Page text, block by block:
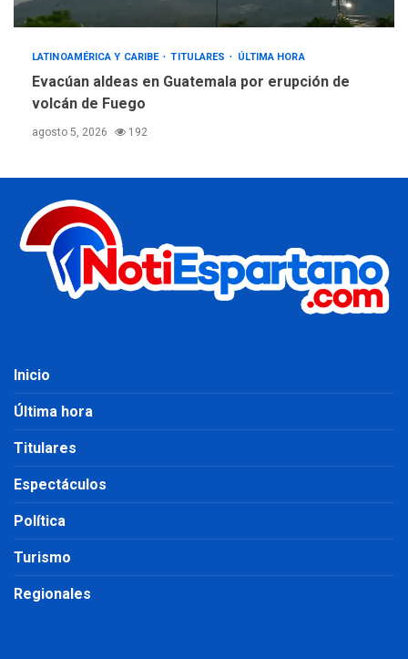
LATINOAMÉRICA Y CARIBE TITULARES ÚLTIMA HORA
Evacúan aldeas en Guatemala por erupción de
volcán de Fuego
agosto 5, 2026 192
Inicio
Última hora
Titulares
Espectáculos
Política
Turismo
Regionales